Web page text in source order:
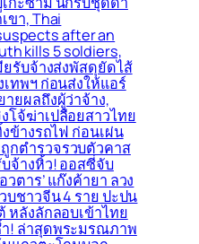
ขา, Thai
after an
kills 5 soldiers,
ยรับจ้างส่งพัสดุยัดไส้
เทพฯ ก่อนส่งให้แอร์
ยผลถึงผู้ว่าจ้าง,
จ้ฆ่าเปลือยสาวไทย
ข้างรถไฟ ก่อนเผ่น
กตำรวจรวบตัวคาส
จ้างหิ้ว! ออสซี่จับ
ตาร’ แก๊งค้ายา ลวง
บชาวจีน 4 ราย ปะปน
หลังลักลอบเข้าไทย
! ล่าสุดพระมรณภาพ